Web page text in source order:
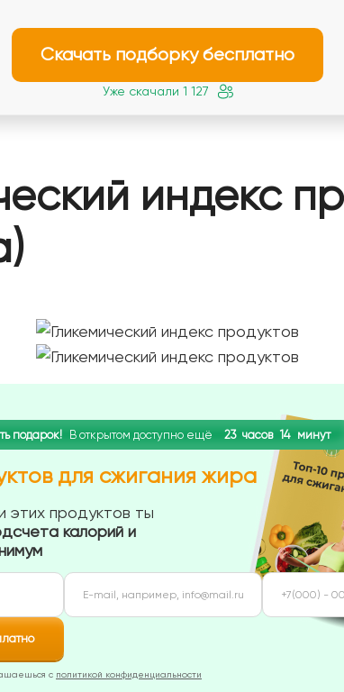
Скачать подборку бесплатно
Уже скачали 1 127
индекс
подарок! В открытом доступно ещё 23 часов 14 минут
для сжигания жира
этих продуктов ты
калорий и
с политикой конфиденциальности